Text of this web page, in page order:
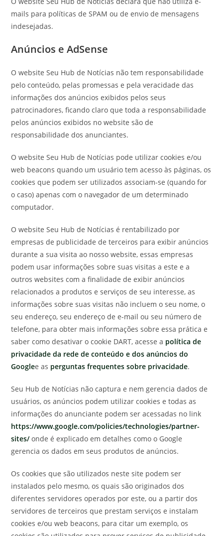
mails para políticas de SPAM ou de envio de mensagens
indesejadas.
Anúncios e AdSense
O website Seu Hub de Notícias não tem responsabilidade
pelo conteúdo, pelas promessas e pela veracidade das
informações dos anúncios exibidos pelos seus
patrocinadores, ficando claro que toda a responsabilidade
pelos anúncios exibidos no website são de
responsabilidade dos anunciantes.
O website Seu Hub de Notícias pode utilizar cookies e/ou
web beacons quando um usuário tem acesso às páginas, os
cookies que podem ser utilizados associam-se (quando for
o caso) apenas com o navegador de um determinado
computador.
O website Seu Hub de Notícias é rentabilizado por
empresas de publicidade de terceiros para exibir anúncios
durante a sua visita ao nosso website, essas empresas
podem usar informações sobre suas visitas a este e a
outros websites com a finalidade de exibir anúncios
relacionados a produtos e serviços de seu interesse, as
informações sobre suas visitas não incluem o seu nome, o
seu endereço, seu endereço de e-mail ou seu número de
telefone, para obter mais informações sobre essa prática e
saber como desativar o cookie DART, acesse a política de
privacidade da rede de conteúdo e dos anúncios do
Googlee as perguntas frequentes sobre privacidade.
Seu Hub de Notícias não captura e nem gerencia dados de
usuários, os anúncios podem utilizar cookies e todas as
informações do anunciante podem ser acessadas no link
https://www.google.com/policies/technologies/partner-
sites/onde é explicado em detalhes como o Google
gerencia os dados em seus produtos de anúncios.
Os cookies que são utilizados neste site podem ser
instalados pelo mesmo, os quais são originados dos
diferentes servidores operados por este, ou a partir dos
servidores de terceiros que prestam serviços e instalam
cookies e/ou web beacons, para citar um exemplo, os